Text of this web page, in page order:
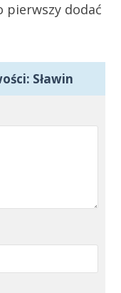
pierwszy dodać
Sławin